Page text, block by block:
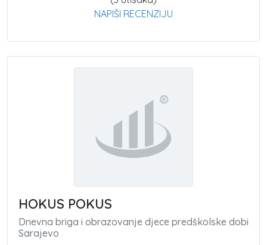
NAPIŠI RECENZIJU
HOKUS POKUS
Dnevna briga i obrazovanje djece predškolske dobi
Sarajevo